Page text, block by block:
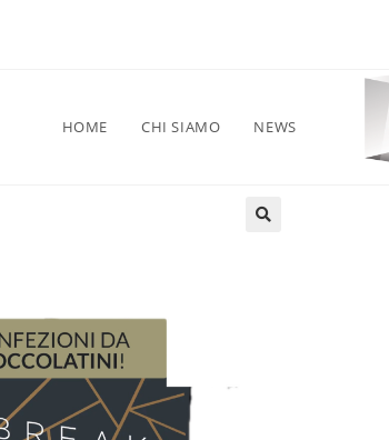
HOME CHI SIAMO NEWS